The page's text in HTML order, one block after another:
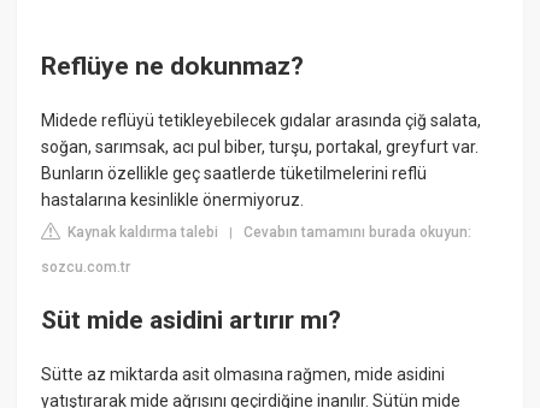
Reflüye ne dokunmaz?
Midede reflüyü tetikleyebilecek gıdalar arasında çiğ salata,
soğan, sarımsak, acı pul biber, turşu, portakal, greyfurt var.
Bunların özellikle geç saatlerde tüketilmelerini reflü
hastalarına kesinlikle önermiyoruz.
Kaynak kaldırma talebi |Cevabın tamamını burada okuyun:
sozcu.com.tr
Süt mide asidini artırır mı?
Sütte az miktarda asit olmasına rağmen, mide asidini
yatıştırarak mide ağrısını geçirdiğine inanılır. Sütün mide